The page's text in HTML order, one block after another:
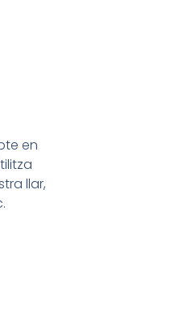
en
llar,